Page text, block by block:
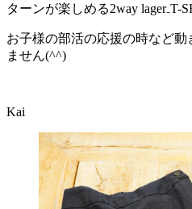
ターンが楽しめる2way lager₋T-
お子様の部活の応援の時など
ません(^^)
Kai